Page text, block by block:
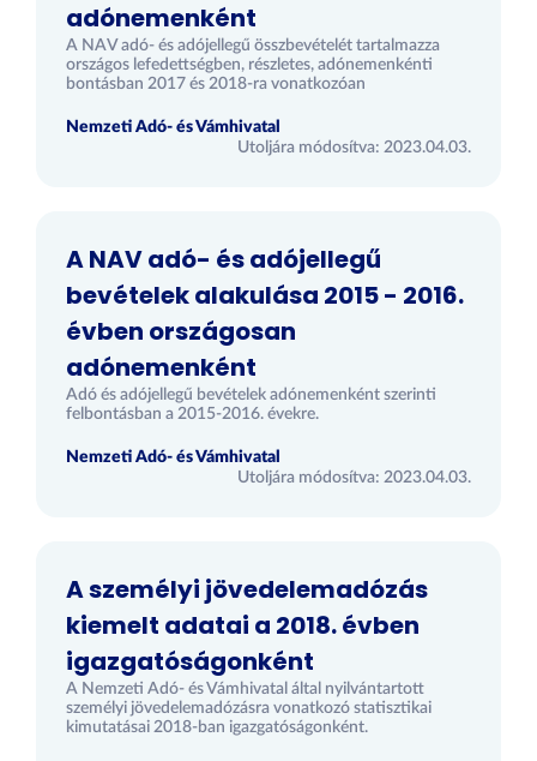
adónemenként
A NAV adó- és adójellegű összbevételét tartalmazza
országos lefedettségben, részletes, adónemenkénti
bontásban 2017 és 2018-ra vonatkozóan
Nemzeti Adó- és Vámhivatal
Utoljára módosítva: 2023.04.03.
A NAV adó- és adójellegű
bevételek alakulása 2015 - 2016.
évben országosan
adónemenként
Adó és adójellegű bevételek adónemenként szerinti
felbontásban a 2015-2016. évekre.
Nemzeti Adó- és Vámhivatal
Utoljára módosítva: 2023.04.03.
A személyi jövedelemadózás
kiemelt adatai a 2018. évben
igazgatóságonként
A Nemzeti Adó- és Vámhivatal által nyilvántartott
személyi jövedelemadózásra vonatkozó statisztikai
kimutatásai 2018-ban igazgatóságonként.